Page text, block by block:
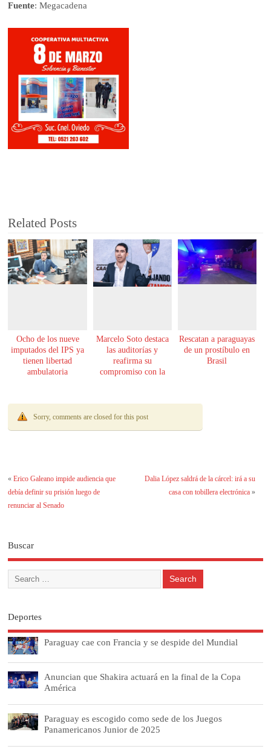
Fuente: Megacadena
Related Posts
Ocho de los nueve
imputados del IPS ya
tienen libertad
ambulatoria
Marcelo Soto destaca
las auditorías y
reafirma su
compromiso con la
Rescatan a paraguayas
de un prostíbulo en
Brasil
Sorry, comments are closed for this post
«Erico Galeano impide audiencia que
debía definir su prisión luego de
renunciar al Senado
Dalia López saldrá de la cárcel: irá a su
casa con tobillera electrónica»
Buscar
Deportes
Paraguay cae con Francia y se despide del Mundial
Anuncian que Shakira actuará en la final de la Copa
América
Paraguay es escogido como sede de los Juegos
Panamericanos Junior de 2025